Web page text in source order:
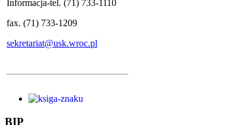
Informacja-tel. (71) 733-1110
fax. (71) 733-1209
sekretariat@usk.wroc.pl
BIP